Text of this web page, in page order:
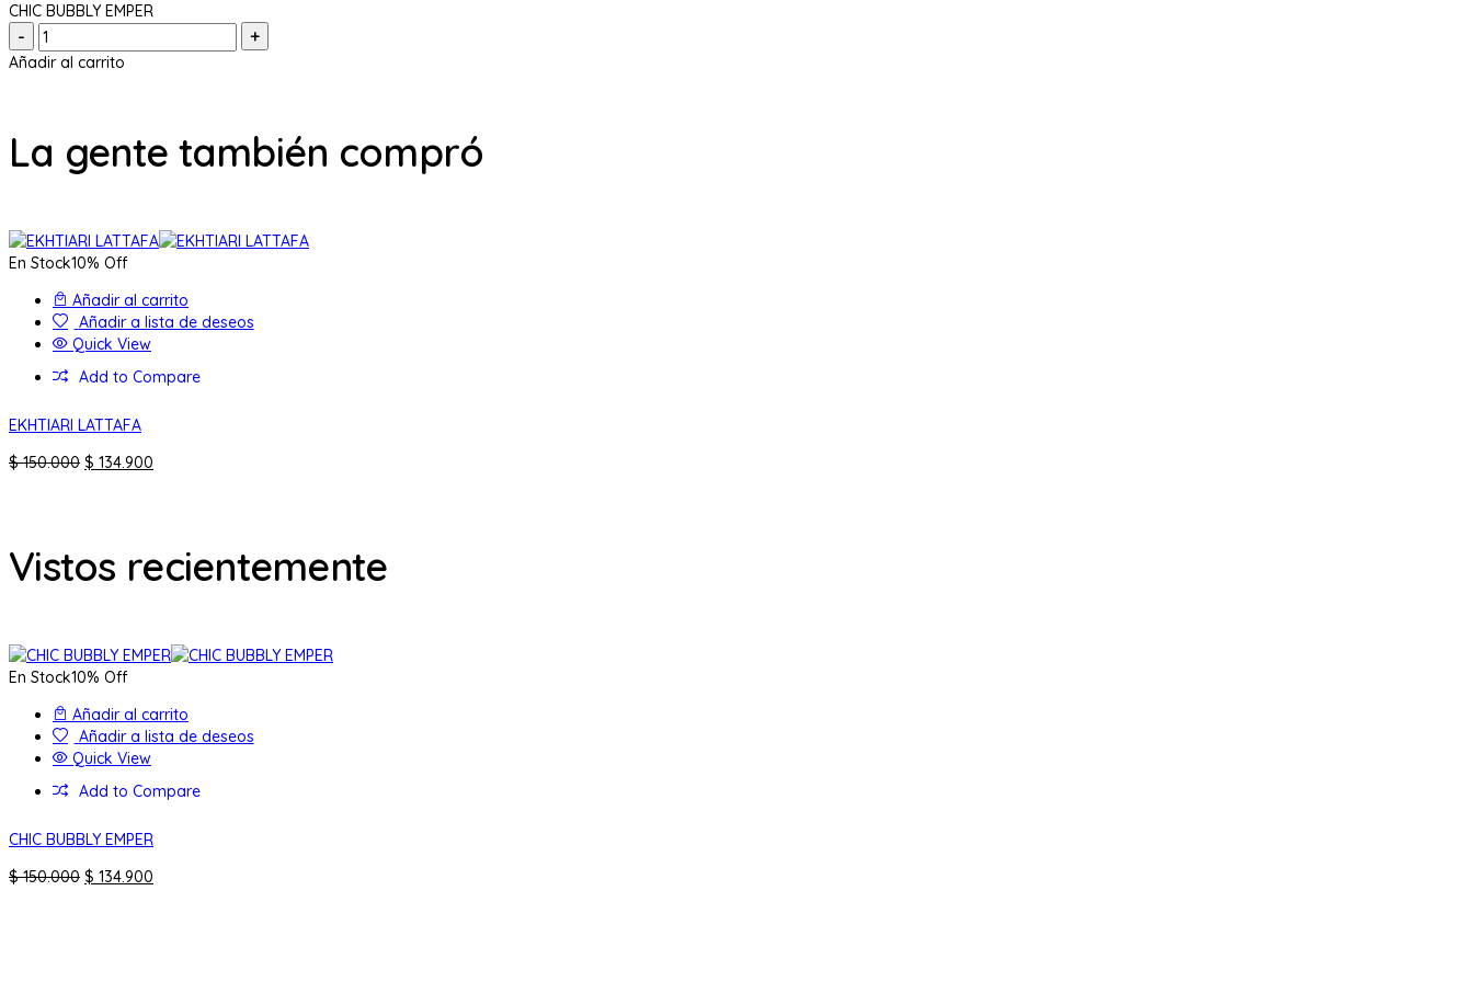
CHIC BUBBLY EMPER
Cantidad:
Añadir al carrito
La gente también compró
En Stock10% Off
Añadir al carrito
Añadir a lista de deseos
Quick View
Add to Compare
EKHTIARI LATTAFA
$150.000 El
$ 134.900
$ 134.900.
Vistos recientemente
En Stock10% Off
Añadir al carrito
Añadir a lista de deseos
Quick View
Add to Compare
CHIC BUBBLY EMPER
$150.000 El
$ 134.900